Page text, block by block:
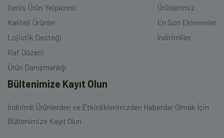
Geniş Ürün Yelpazesi
Kaliteli Ürünler
Lojistik Desteği
Raf Düzeni
Ürün Danışmanlığı
Ürünlerimiz
En Son Eklenenler
İndirimliler
Bültenimize Kayıt Olun
İndirimli Ürünlerden ve Etkinliklerimizden Haberdar Olmak İçin
Bültenimize Kayıt Olun